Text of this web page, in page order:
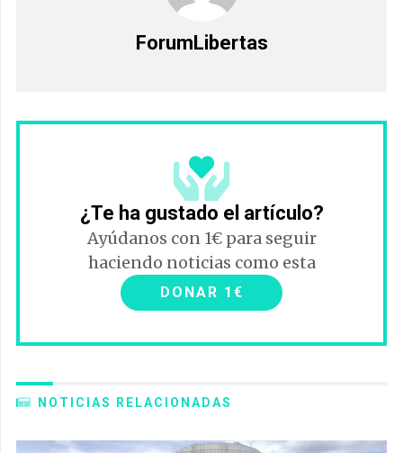
ForumLibertas
¿Te ha gustado el artículo?
Ayúdanos con 1€ para seguir
haciendo noticias como esta
DONAR 1€
NOTICIAS RELACIONADAS